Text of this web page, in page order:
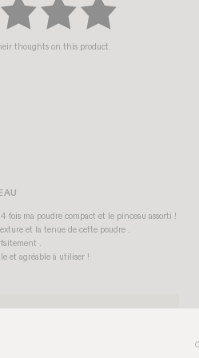
thoughts on this product.
fois ma poudre compact et le pinceau assorti !
et la tenue de cette poudre .
.
et agréable à utiliser !
replied: